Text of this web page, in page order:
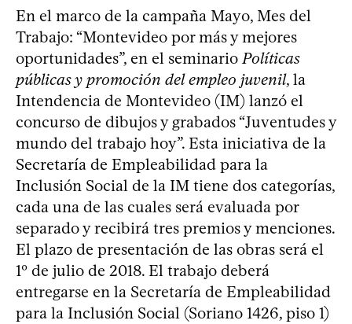
En el marco de la campaña Mayo, Mes del
Trabajo: “Montevideo por más y mejores
oportunidades”, en el seminarioPolíticas
públicas y promoción del empleo juvenil, la
Intendencia de Montevideo (IM) lanzó el
concurso de dibujos y grabados “Juventudes y
mundo del trabajo hoy”. Esta iniciativa de la
Secretaría de Empleabilidad para la
Inclusión Social de la IM tiene dos categorías,
cada una de las cuales será evaluada por
separado y recibirá tres premios y menciones.
El plazo de presentación de las obras será el
1º de julio de 2018. El trabajo deberá
entregarse en la Secretaría de Empleabilidad
para la Inclusión Social (Soriano 1426, piso 1)